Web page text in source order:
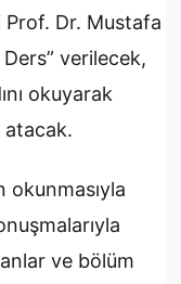
Prof. Dr. Mustafa
verilecek,
okuyarak
atacak.
okunmasıyla
ve bölüm